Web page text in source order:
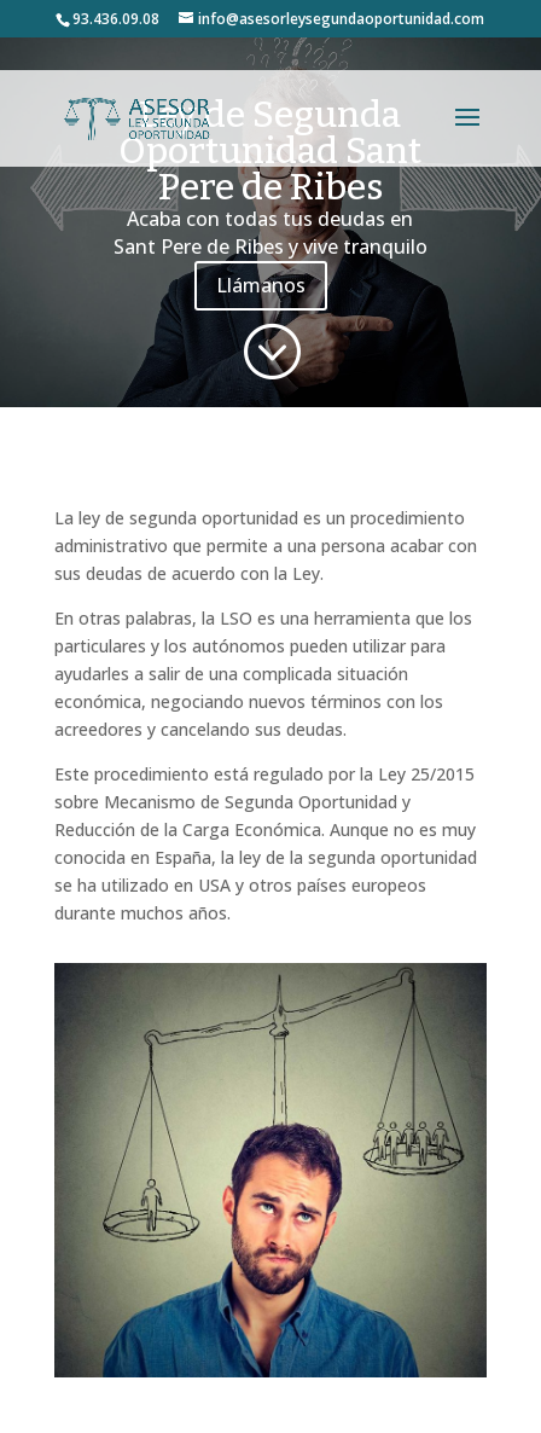
93.436.09.08 info@asesorleysegundaoportunidad.com
Ley de Segunda
Oportunidad Sant
Pere de Ribes
Acaba con todas tus deudas en
Sant Pere de Ribes y vive tranquilo
Llámanos
;
La ley de segunda oportunidad es un procedimiento
administrativo que permite a una persona acabar con
sus deudas de acuerdo con la Ley.
En otras palabras, la LSO es una herramienta que los
particulares y los autónomos pueden utilizar para
ayudarles a salir de una complicada situación
económica, negociando nuevos términos con los
acreedores y cancelando sus deudas.
Este procedimiento está regulado por la Ley 25/2015
sobre Mecanismo de Segunda Oportunidad y
Reducción de la Carga Económica. Aunque no es muy
conocida en España, la ley de la segunda oportunidad
se ha utilizado en USA y otros países europeos
durante muchos años.